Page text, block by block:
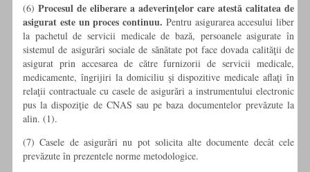
(6) Procesul de eliberare a adeverinţelor care atestă calitatea de
asigurat este un proces continuu. Pentru asigurarea accesului liber
la pachetul de servicii medicale de bază, persoanele asigurate în
sistemul de asigurări sociale de sănătate pot face dovada calităţii de
asigurat prin accesarea de către furnizorii de servicii medicale,
medicamente, îngrijiri la domiciliu şi dispozitive medicale aflaţi în
relaţii contractuale cu casele de asigurări a instrumentului electronic
pus la dispoziţie de CNAS sau pe baza documentelor prevăzute la
alin. (1).
(7) Casele de asigurări nu pot solicita alte documente decât cele
prevăzute în prezentele norme metodologice.